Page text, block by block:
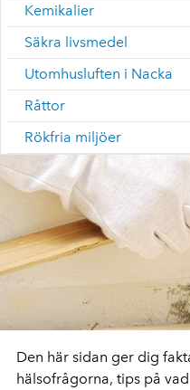
Kemikalier
Säkra livsmedel
Utomhusluften i Nacka
Råttor
Rökfria miljöer
Den här sidan ger dig
hälsofrågorna, tips på